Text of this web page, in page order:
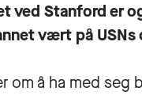
ved Stanford er
vært på USNs
om å ha med